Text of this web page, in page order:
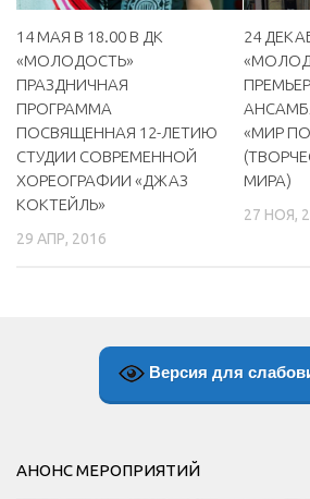
14 МАЯ В 18.00 В ДК
«МОЛОДОСТЬ»
ПРАЗДНИЧНАЯ
ПРОГРАММА
ПОСВЯЩЕННАЯ 12-ЛЕТИЮ
СТУДИИ СОВРЕМЕННОЙ
ХОРЕОГРАФИИ «ДЖАЗ
КОКТЕЙЛЬ»
29 АПР, 2016
24
«МИР
МИРА)
27 НОЯ,
Версия для
АНОНС МЕРОПРИЯТИЙ